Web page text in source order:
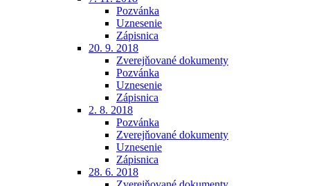
Pozvánka
Uznesenie
Zápisnica
20. 9. 2018
Zverejňované dokumenty
Pozvánka
Uznesenie
Zápisnica
2. 8. 2018
Pozvánka
Zverejňované dokumenty
Uznesenie
Zápisnica
28. 6. 2018